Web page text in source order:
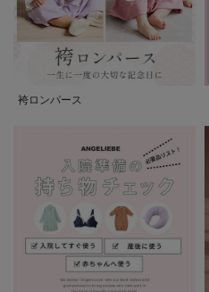
袴ロンパース